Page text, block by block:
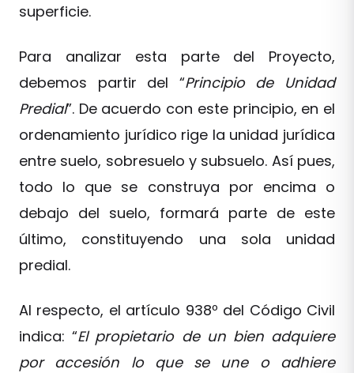
superficie.
Para analizar esta parte del Proyecto,
debemos partir del “Principio de Unidad
Predial”. De acuerdo con este principio, en el
ordenamiento jurídico rige la unidad jurídica
entre suelo, sobresuelo y subsuelo. Así pues,
todo lo que se construya por encima o
debajo del suelo, formará parte de este
último, constituyendo una sola unidad
predial.
Al respecto, el artículo 938º del Código Civil
indica: “El propietario de un bien adquiere
por accesión lo que se une o adhiere